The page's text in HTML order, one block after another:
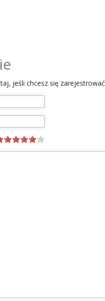
jeśli chcesz się zarejestrować